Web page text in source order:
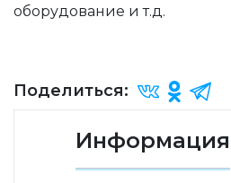
оборудование и т.д.
Поделиться:
Информация